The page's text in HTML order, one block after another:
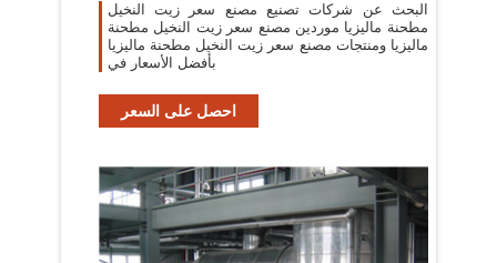
البحث عن شركات تصنيع مصنع سعر زيت النخيل
مطحنة ماليزيا موردين مصنع سعر زيت النخيل مطحنة
ماليزيا ومنتجات مصنع سعر زيت النخيل مطحنة ماليزيا
بأفضل الأسعار في
احصل على السعر